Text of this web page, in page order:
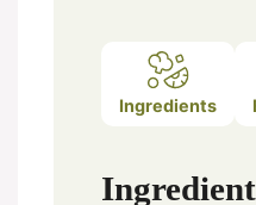
Ingredients